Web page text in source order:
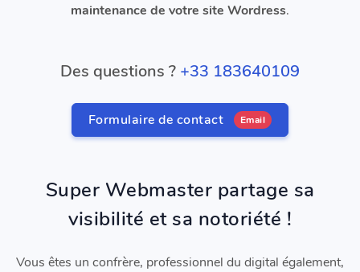
maintenance de votre site Wordress.
Des questions ? +33 183640109
Formulaire de contact Email
Super Webmaster partage sa
visibilité et sa notoriété !
Vous êtes un confrère, professionnel du digital également,